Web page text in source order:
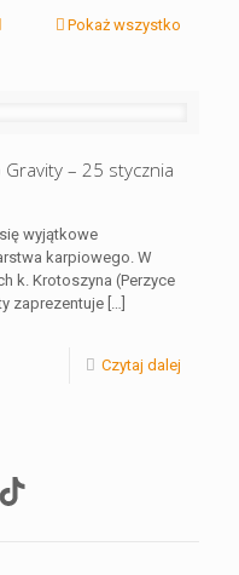
Pokaż wszystko
– 25 stycznia
wyjątkowe
karpiowego. W
k. Krotoszyna (Perzyce
zaprezentuje […]
Czytaj dalej
TikTok